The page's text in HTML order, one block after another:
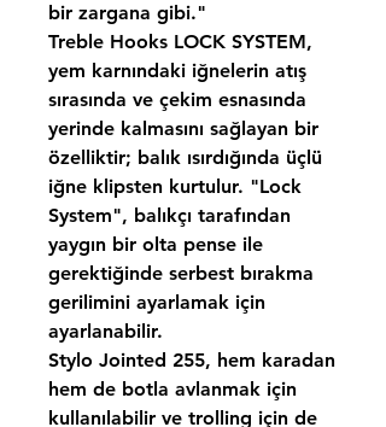
bir zargana gibi."
Treble Hooks LOCK SYSTEM,
yem karnındaki iğnelerin atış
sırasında ve çekim esnasında
yerinde kalmasını sağlayan bir
özelliktir; balık ısırdığında üçlü
iğne klipsten kurtulur. "Lock
System", balıkçı tarafından
yaygın bir olta pense ile
gerektiğinde serbest bırakma
gerilimini ayarlamak için
ayarlanabilir.
Stylo Jointed 255, hem karadan
hem de botla avlanmak için
kullanılabilir ve trolling için de